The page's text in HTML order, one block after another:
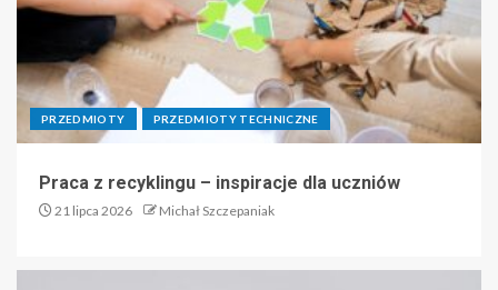
PRZEDMIOTY PRZEDMIOTY TECHNICZNE
Praca z recyklingu – inspiracje dla uczniów
21 lipca 2026 Michał Szczepaniak